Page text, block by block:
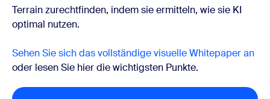
Terrain zurechtfinden, indem sie ermitteln, wie sie KI
optimal nutzen.
Sehen Sie sich das vollständige visuelle Whitepaper an
oder lesen Sie hier die wichtigsten Punkte.